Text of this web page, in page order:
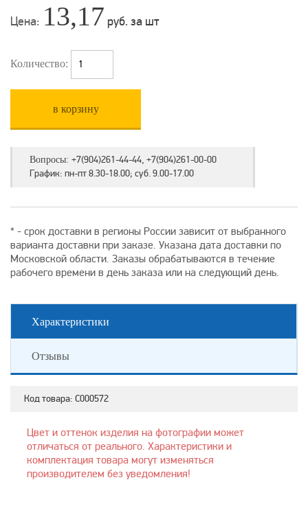
Цена: 13,17 руб. за шт
Количество:
в корзину
Вопросы: +7(904)261-44-44, +7(904)261-00-00
График: пн-пт 8.30-18.00; суб. 9.00-17.00
* - срок доставки в регионы России зависит от выбранного
варианта доставки при заказе. Указана дата доставки по
Московской области. Заказы обрабатываются в течение
рабочего времени в день заказа или на следующий день.
Характеристики
Отзывы
Код товара: С000572
Цвет и оттенок изделия на фотографии может
отличаться от реального. Характеристики и
комплектация товара могут изменяться
производителем без уведомления!